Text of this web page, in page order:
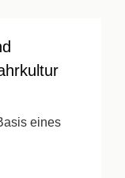
eines